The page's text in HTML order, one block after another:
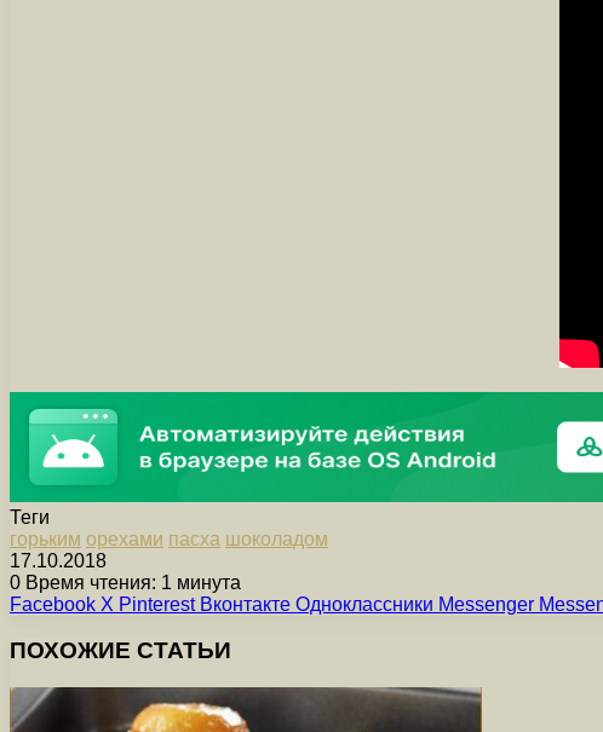
Теги
горьким орехами пасха шоколадом
17.10.2018
0 Время чтения: 1 минута
Facebook X Pinterest Вконтакте Одноклассники Messenger
ПОХОЖИЕ СТАТЬИ